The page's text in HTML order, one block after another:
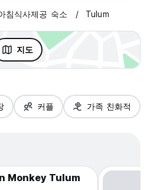
침식사제공 숙소 Tulum
지도
커플 가족 친화적
Monkey Tulum